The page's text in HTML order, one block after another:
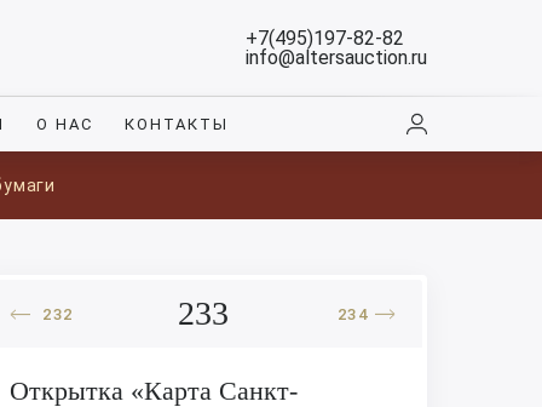
+7(495)197-82-82
info@altersauction.ru
О НАС КОНТАКТЫ
232 233 234
Открытка «Карта Санкт-